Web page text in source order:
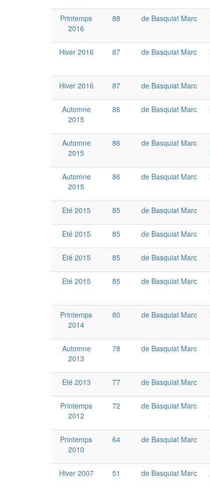
Printemps
2016
88 de Basquiat Marc
Hiver 2016 87 de Basquiat Marc
Hiver 2016 87 de Basquiat Marc
Automne
2015
86 de Basquiat Marc
Automne
2015
86 de Basquiat Marc
Automne
2015
86 de Basquiat Marc
Eté 2015 85 de Basquiat Marc
Eté 2015 85 de Basquiat Marc
Eté 2015 85 de Basquiat Marc
Eté 2015 85 de Basquiat Marc
Printemps
2014
80 de Basquiat Marc
Automne
2013
78 de Basquiat Marc
Eté 2013 77 de Basquiat Marc
Printemps
2012
72 de Basquiat Marc
Printemps
2010
64 de Basquiat Marc
Hiver 2007 51 de Basquiat Marc